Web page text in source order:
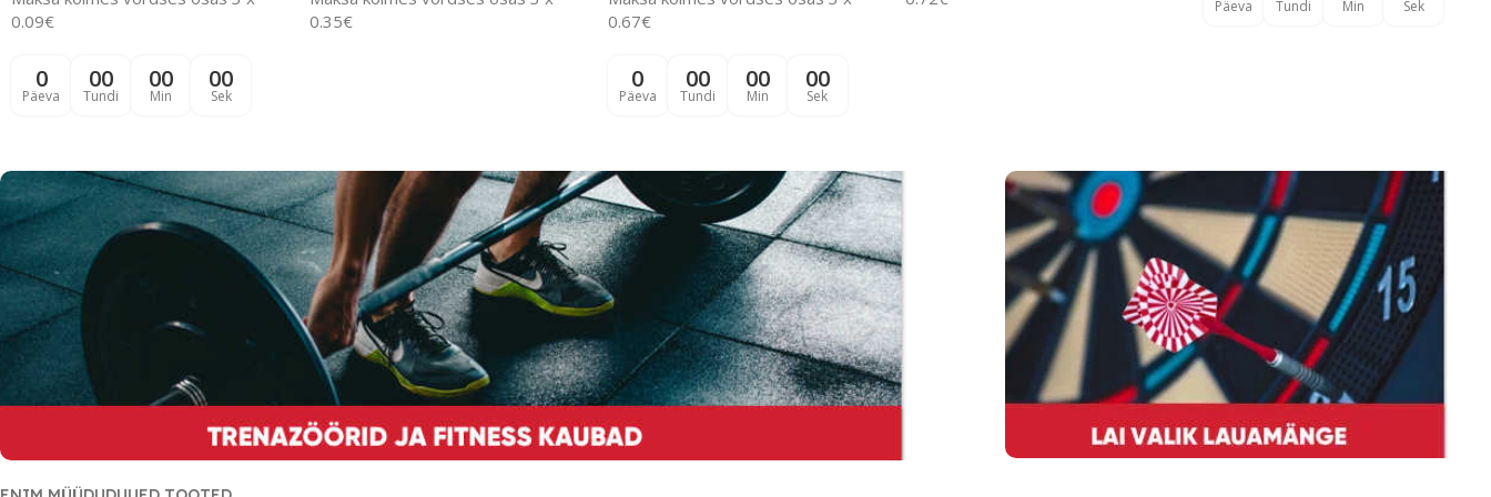
0.09€
0
Päeva
00
Tundi
00
Min
00
Sek
0.35€
0.67€
0
Päeva
00
Tundi
00
Min
00
Sek
Päeva Tundi Min Sek